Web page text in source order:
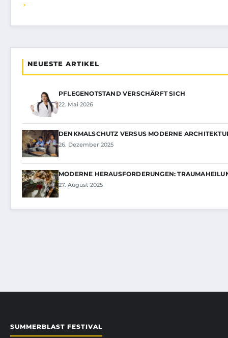
NEUESTE ARTIKEL
PFLEGENOTSTAND VERSCHÄRFT SICH
22. Mai 2026
DENKMALSCHUTZ VERSUS MODERNE
26. Dezember 2025
MODERNE HERAUSFORDERUNGEN:
27. August 2025
SUMMERBLAST FESTIVAL